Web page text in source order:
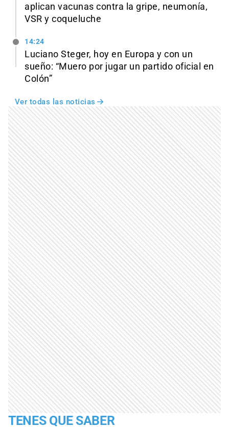
aplican vacunas contra la gripe, neumonía,
VSR y coqueluche
14:24
Luciano Steger, hoy en Europa y con un
sueño: “Muero por jugar un partido oficial en
Colón”
Ver todas las noticias
TENES QUE SABER